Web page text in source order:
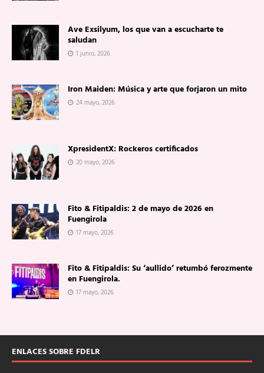
Ave Exsilyum, los que van a escucharte te
saludan
1 junio, 2026
Iron Maiden: Música y arte que forjaron un mito
24 mayo, 2026
XpresidentX: Rockeros certificados
20 mayo, 2026
Fito & Fitipaldis: 2 de mayo de 2026 en
Fuengirola
17 mayo, 2026
Fito & Fitipaldis: Su ‘aullido’ retumbó ferozmente
en Fuengirola.
17 mayo, 2026
ENLACES SOBRE FDELR